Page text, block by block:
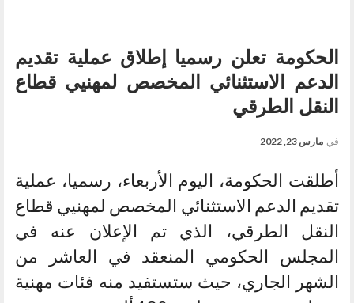
الحكومة تعلن رسميا إطلاق عملية تقديم
الدعم الاستثنائي المخصص لمهنيي قطاع
النقل الطرقي
في مارس 23, 2022
أطلقت الحكومة، اليوم الأربعاء، رسميا، عملية
تقديم الدعم الاستثنائي المخصص لمهنيي قطاع
النقل الطرقي، الذي تم الإعلان عنه في
المجلس الحكومي المنعقد في العاشر من
الشهر الجاري، حيث ستستفيد منه فئات مهنية